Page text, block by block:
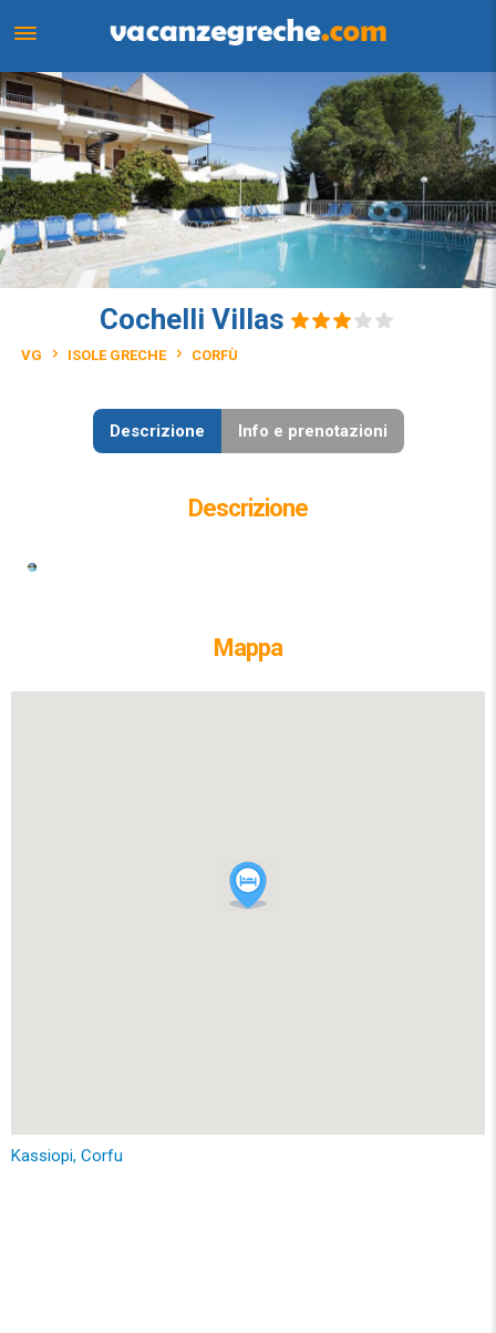
Cochelli Villas
VG ISOLE GRECHE CORFÙ
Descrizione Info e prenotazioni
Descrizione
Mappa
Kassiopi, Corfu